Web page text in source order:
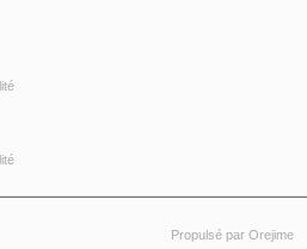
Propulsé par Orejime
du confinement, nous nous apercevons
encore un peu plus dans l’espace